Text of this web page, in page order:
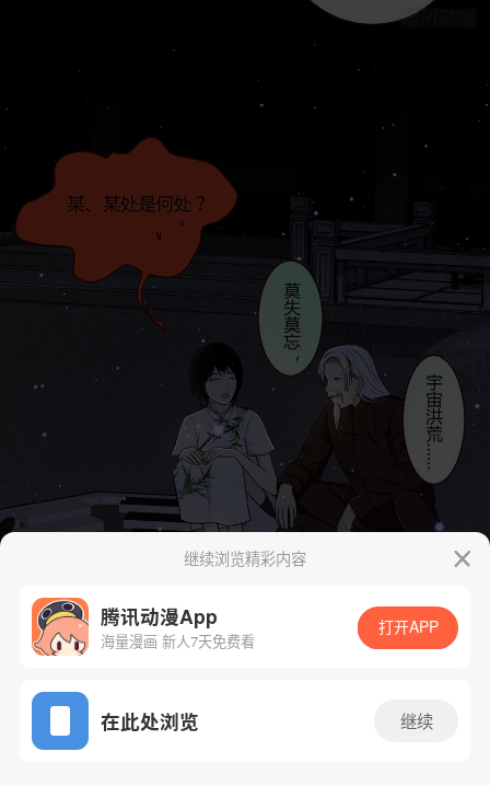
App免费看
继续浏览精彩内容
腾讯动漫App
海量漫画 新人7天免费看
打开APP
在此处浏览 继续